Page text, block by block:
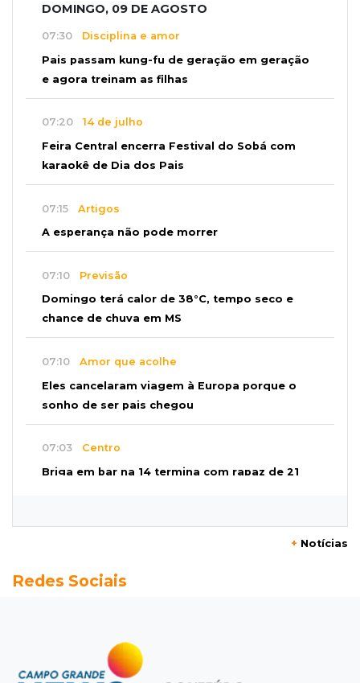
DOMINGO, 09 DE AGOSTO
07:30 Disciplina e amor
Pais passam kung-fu de geração em geração
e agora treinam as filhas
07:20 14 de julho
Feira Central encerra Festival do Sobá com
karaokê de Dia dos Pais
07:15 Artigos
A esperança não pode morrer
07:10 Previsão
Domingo terá calor de 38°C, tempo seco e
chance de chuva em MS
07:10 Amor que acolhe
Eles cancelaram viagem à Europa porque o
sonho de ser pais chegou
07:03 Centro
Briga em bar na 14 termina com rapaz de 21
promessas, mas deixam a conta para depois
Domingo é dia de Festival do Sobá e feiras em
homenagem aos pais
+ Notícias
Redes Sociais